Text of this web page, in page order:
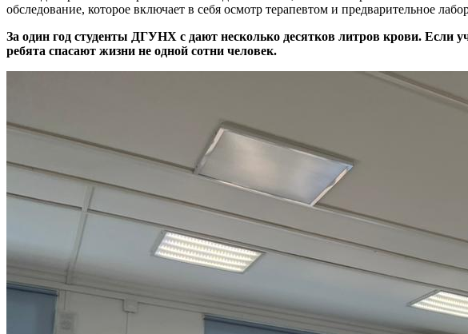
обследование, которое включает в себя осмотр терапевтом и предварительное
За один год студенты ДГУНХ с дают несколько десятков литров крови. Если
ребята спасают жизни не одной сотни человек.